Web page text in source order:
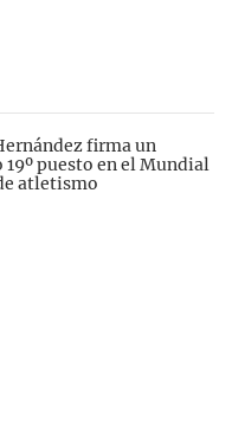
firma un
puesto en el Mundial
atletismo